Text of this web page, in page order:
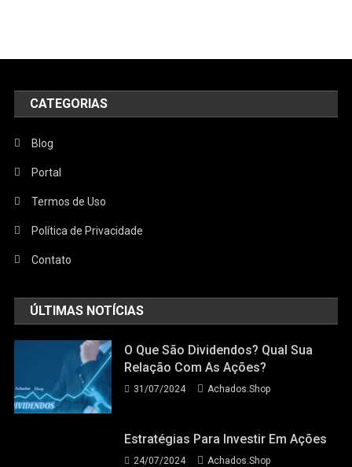
CATEGORIAS
Blog
Portal
Termos de Uso
Política de Privacidade
Contato
ÚLTIMAS NOTÍCIAS
O Que São Dividendos? Qual Sua
Relação Com As Ações?
31/07/2024 Achados.Shop
Estratégias Para Investir Em Ações
24/07/2024 Achados.Shop